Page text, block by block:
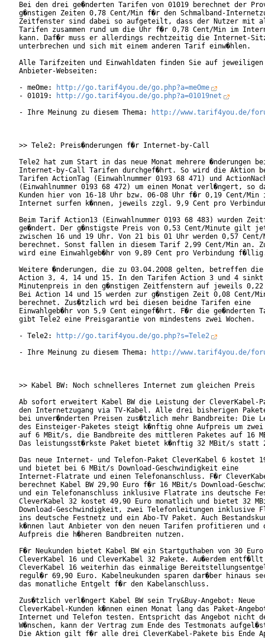
Bei den drei ge�nderten Tarifen von 01019 berechnet der
g�nstigen Zeiten 0,78 Cent/Min f�r den Schmalband-
Zeitfenster sind dabei so aufgeteilt, dass der Nutzer mit
Tarifen zusammen rund um die Uhr f�r 0,78 Cent/Min im
kann. Daf�r muss er allerdings rechtzeitig die Internet-
unterbrechen und sich mit einem anderen Tarif
Alle Tarifzeiten und Einwahldaten finden Sie auf jeweiligen
Anbieter-Webseiten:
- meOme:
http://go.tarif4you.de/go.php?a=meOme
- 01019:
http://go.tarif4you.de/go.php?a=01019net
- Ihre Meinung zu diesem Thema:
http://www.tarif4you.de/
>> Tele2: Preis�nderungen f�r Internet-by-Call
Tele2 hat zum Start in das neue Monat mehrere �nderungen
Internet-by-Call Tarifen durchgef�hrt. So wird die Aktion
Tarifen ActionTag (Einwahlnummer 0193 68 471) und
(Einwahlnummer 0193 68 472) um einen Monat verl�ngert, so
Kunden hier von 16-18 Uhr bzw. 06-08 Uhr f�r 0,19 Cent/Min
Internet surfen k�nnen, jeweils zzgl. 9,9 Cent pro
Beim Tarif Action13 (Einwahlnummer 0193 68 483) wurden
ge�ndert. Der g�nstigste Preis von 0,53 Cent/Minute gilt
zwischen 16 und 19 Uhr. Von 21 bis 01 Uhr werden 0,57 Cent/
berechnet. Sonst fallen in diesem Tarif 2,99 Cent/Min an.
wird eine Einwahlgeb�hr von 9,89 Cent pro Verbindung
Weitere �nderungen, die zu 03.04.2008 gelten, betreffen
Action 3, 4, 14 und 15. In den Tarifen Action 3 und 4 sinkt
Minutenpreis in den g�nstigen Zeitfenstern auf jeweils 0,22
Bei Action 14 und 15 werden zur g�nstigen Zeit 0,08 Cent/
berechnet. Zus�tzlich wrd bei diesen beidne Tarifen eine
Einwahlgeb�hr von 5,9 Cent eingef�hrt. F�r die ge�nderten
gibt Tele2 eine Preisgarantie von mindestens zwei Wochen.
- Tele2:
http://go.tarif4you.de/go.php?s=Tele2
- Ihre Meinung zu diesem Thema:
http://www.tarif4you.de/
>> Kabel BW: Noch schnelleres Internet zum gleichen Preis
Ab sofort erweitert Kabel BW die Leistung der CleverKabel-
den Internetzugang via TV-Kabel. Alle drei bisherigen
bei unver�nderten Preisen zus�tzlich mehr Bandbreite: Die
des Einsteiger-Paketes steigt k�nftig ohne Aufpreis um
auf 6 MBit/s, die Bandbreite des mittleren Paketes auf 16
Das leistungsst�rkste Paket bietet k�nftig 32 MBit/s statt
Das neue Internet- und Telefon-Paket CleverKabel 6 kostet
und bietet bei 6 MBit/s Download-Geschwindigkeit eine
Internet-Flatrate und einen Telefonanschluss. F�r
berechnet Kabel BW 29,90 Euro f�r 16 MBit/s Download-
und ein Telefonanschluss inklusive Flatrate ins deutsche
CleverKabel 32 kostet 49,90 Euro monatlich und bietet 32
Download-Geschwindigkeit, zwei Telefonleitungen inklusive
ins deutsche Festnetz und ein Abo-TV Paket. Auch
k�nnen laut Anbieter von den neuen Tarifen profitieren und
Aufpreis die h�heren Bandbreiten nutzen.
F�r Neukunden bietet Kabel BW ein Startguthaben von 30
CleverKabel 16 und CleverKabel 32 Pakete. Au�erdem
CleverKabel 16 weiterhin das einmalige
regul�r 69,90 Euro. Kabelneukunden sparen dar�ber hinaus
das monatliche Entgelt f�r den Kabelanschluss.
Zus�tzlich verl�ngert Kabel BW sein Try&Buy-Angebot: Neue
CleverKabel-Kunden k�nnen einen Monat lang das Paket-
Internet und Telefon testen. Entspricht das Angebot nicht
W�nschen, kann der Vertrag zum Ende des Testmonats
Die Aktion gilt f�r alle drei CleverKabel-Pakete bis